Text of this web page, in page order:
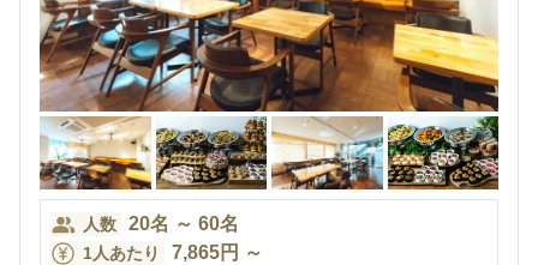
人数 20名 ～ 60名
1人あたり 7,865円 ～